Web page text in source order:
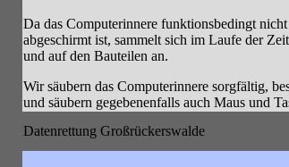
Da das Computerinnere funktionsbedingt
abgeschirmt ist, sammelt sich im Laufe der
und auf den Bauteilen an.
Wir säubern das Computerinnere sorgfältig,
und säubern gegebenenfalls auch Maus und
Datenrettung Großrückerswalde